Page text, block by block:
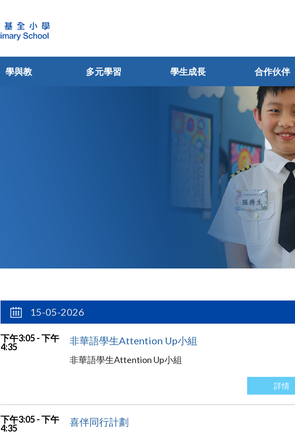
學與教 多元學習 學生成長 合作伙伴
15-05-2026
下午3:05 - 下午
4:35
非華語學生Attention Up小組
非華語學生Attention Up小組
詳情
下午3:05 - 下午
4:35
喜伴同行計劃